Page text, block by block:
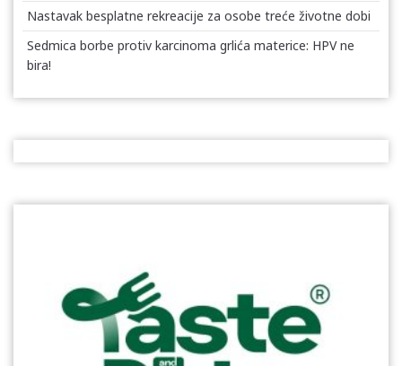
Nastavak besplatne rekreacije za osobe treće životne dobi
Sedmica borbe protiv karcinoma grlića materice: HPV ne
bira!